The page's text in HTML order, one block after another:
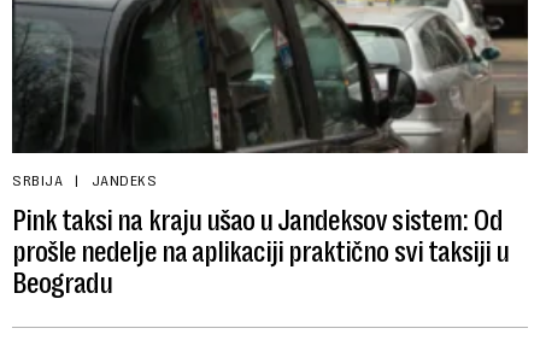
SRBIJA JANDEKS
Pink taksi na kraju ušao u Jandeksov sistem: Od
prošle nedelje na aplikaciji praktično svi taksiji u
Beogradu